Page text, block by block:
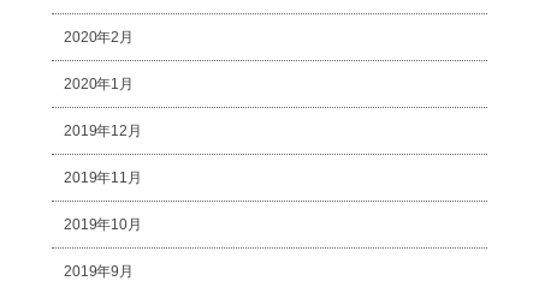
2020年2月
2020年1月
2019年12月
2019年11月
2019年10月
2019年9月